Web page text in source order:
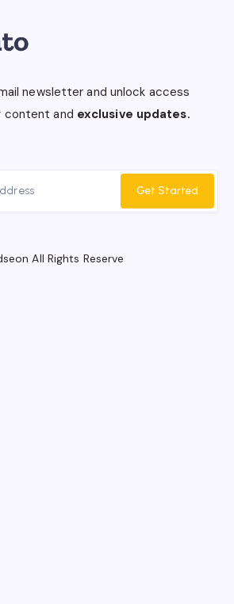
newsletter and unlock access
content and exclusive updates.
Get Started
All Rights Reserve